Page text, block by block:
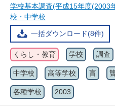
学校基本調査(平成15年度(2003
校・中学校
一括ダウンロード(8件)
くらし・教育 学校 調査
中学校 高等学校 盲
各種学校 2003